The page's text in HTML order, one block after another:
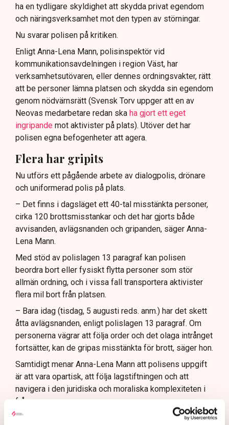
ha en tydligare skyldighet att skydda privat egendom
och näringsverksamhet mot den typen av störningar.
Nu svarar polisen på kritiken.
Enligt Anna-Lena Mann, polisinspektör vid
kommunikationsavdelningen i region Väst, har
verksamhetsutövaren, eller dennes ordningsvakter, rätt
att be personer lämna platsen och skydda sin egendom
genom nödvärnsrätt (Svensk Torv uppger att en av
Neovas medarbetare redan ska ha gjort ett eget
ingripande mot aktivister på plats). Utöver det har
polisen egna befogenheter att agera.
Flera har gripits
Nu utförs ett pågående arbete av dialogpolis, drönare
och uniformerad polis på plats.
– Det finns i dagsläget ett 40-tal misstänkta personer,
cirka 120 brottsmisstankar och det har gjorts både
avvisanden, avlägsnanden och gripanden, säger Anna-
Lena Mann.
Med stöd av polislagen 13 paragraf kan polisen
beordra bort eller fysiskt flytta personer som stör
allmän ordning, och i vissa fall transportera aktivister
flera mil bort från platsen.
– Bara idag (tisdag, 5 augusti reds. anm.) har det skett
åtta avlägsnanden, enligt polislagen 13 paragraf. Om
personerna vägrar att följa order och det olaga intrånget
fortsätter, kan de gripas misstänkta för brott, säger hon.
Samtidigt menar Anna-Lena Mann att polisens uppgift
är att vara opartisk, att följa lagstiftningen och att
navigera i den juridiska och moraliska komplexiteten i
frågan.